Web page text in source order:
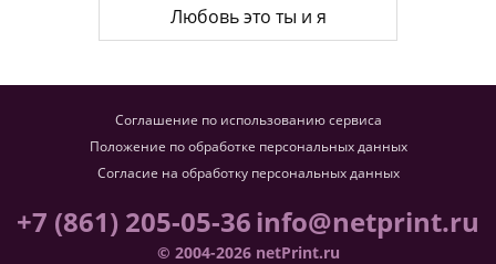
Любовь это ты и я
Соглашение по использованию сервиса
Положение по обработке персональных данных
Согласие на обработку персональных данных
+7 (861) 205-05-36info@netprint.ru
© 2004-2026 netPrint.ru